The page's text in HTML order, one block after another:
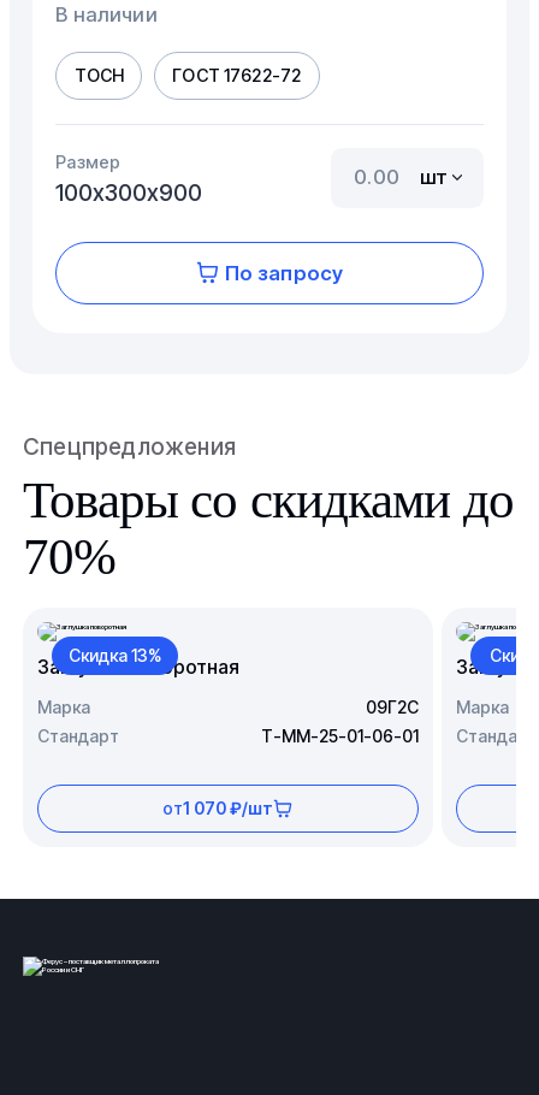
В наличии
ТОСН ГОСТ 17622-72
Размер
100х300х900
шт
По запросу
Спецпредложения
Товары со скидками до
70%
Скидка 13%
Заглушка поворотная
Марка
09Г2С
Стандарт
Т-ММ-25-01-06-01
от1 070 ₽/шт
Марка
Стандарт